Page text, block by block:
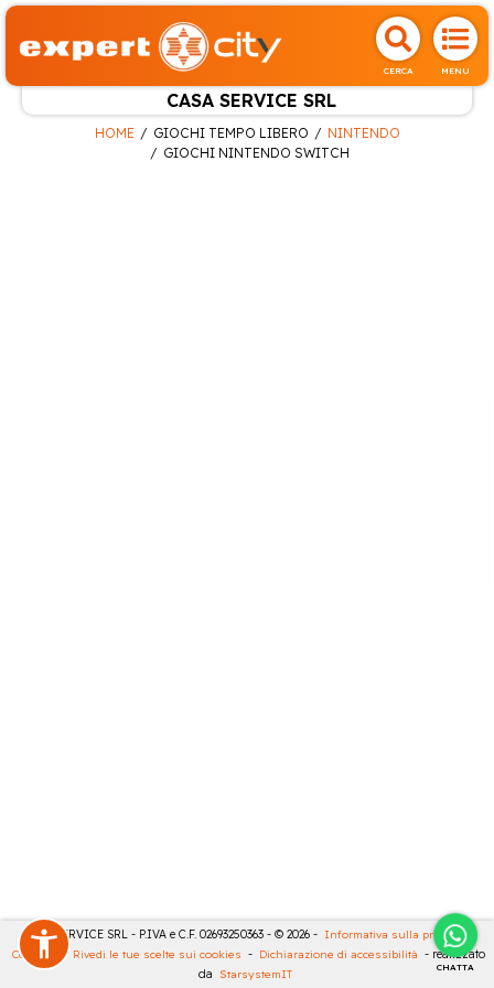
CERCA MENU
CASA SERVICE SRL
CHATTA
HOME GIOCHI TEMPO LIBERO
NINTENDO
GIOCHI NINTENDO SWITCH
CASA SERVICE SRL - P.IVA e C.F. 02693250363 - © 2026 - Informativa sulla privacy -
Cookies
- Rivedi le tue scelte sui cookies - Dichiarazione di accessibilità - realizzato
da StarsystemIT